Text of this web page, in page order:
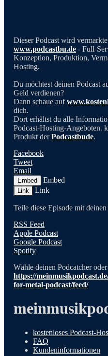
Dieser Podcast wird
www.podcastbu.de - Full-
Konzeption, Produktion,
Hosting.
Du möchtest deinen Podcast
Geld verdienen?
Dann schaue auf
dich.
Dort erhältst du alle
Podcast-Hosting-Angeboten.
Produkt derPodcastbude.
Facebook
Tweet
Email
Embed Embed
Link Link
Teile diese Episode mit
RSS Feed
Apple Podcast
Google Podcast
Spotify
Wähle deinen Podcatcher
https://
for-metal-podcast/feed/
kostenloses Podcast-
FAQ
Kundeninformationen